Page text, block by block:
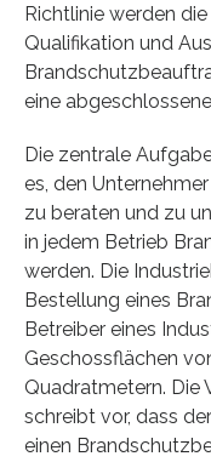
Richtlinie werden
Qualifikation und
eine
Die zentrale
es, den
zu beraten und zu
in jedem Betrieb
werden. Die
Bestellung eines
Betreiber eines
Geschossflächen
Quadratmetern. Die
schreibt vor, dass
einen